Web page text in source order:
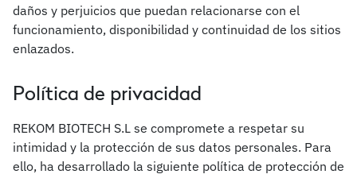
daños y perjuicios que puedan relacionarse con el
funcionamiento, disponibilidad y continuidad de los sitios
enlazados.
Política de privacidad
REKOM BIOTECH S.L se compromete a respetar su
intimidad y la protección de sus datos personales. Para
ello, ha desarrollado la siguiente política de protección de